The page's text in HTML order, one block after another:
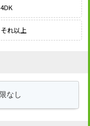
4DK
それ以上